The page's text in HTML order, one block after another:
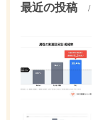
最近の投稿